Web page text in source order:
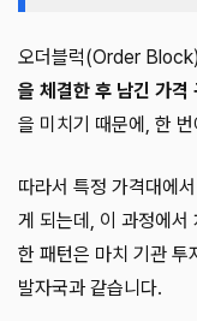
오더블럭(Order
을 체결한 후 남긴 가격
을 미치기 때문에, 한
따라서 특정 가격대에
게 되는데, 이 과정에서
한 패턴은 마치 기관 투
발자국과 같습니다.